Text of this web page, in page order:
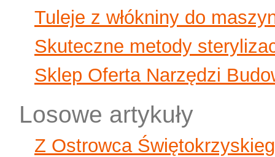
Tuleje z włókniny do
Skuteczne metody
Sklep Oferta Narzędzi
Losowe artykuły
Z Ostrowca